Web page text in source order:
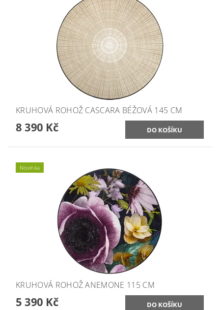
KRUHOVÁ ROHOŽ CASCARA BÉŽOVÁ 145 CM
8 390 Kč
Novinka
KRUHOVÁ ROHOŽ ANEMONE 115 CM
5 390 Kč